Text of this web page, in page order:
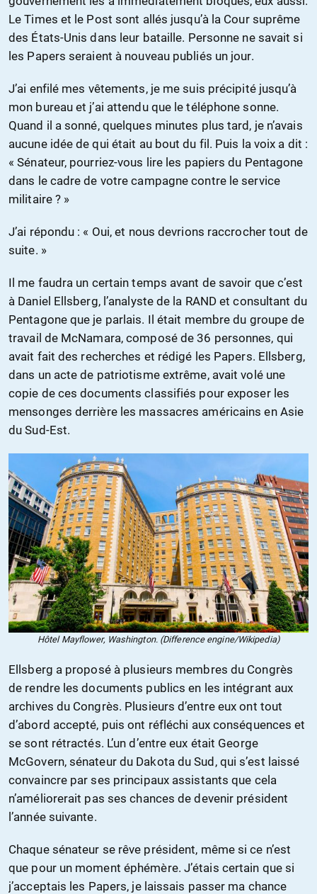
Le Times et le Post sont allés jusqu’à la Cour suprême
des États-Unis dans leur bataille. Personne ne savait si
les Papers seraient à nouveau publiés un jour.
J’ai enfilé mes vêtements, je me suis précipité jusqu’à
mon bureau et j’ai attendu que le téléphone sonne.
Quand il a sonné, quelques minutes plus tard, je n’avais
aucune idée de qui était au bout du fil. Puis la voix a dit :
« Sénateur, pourriez-vous lire les papiers du Pentagone
dans le cadre de votre campagne contre le service
militaire ? »
J’ai répondu : « Oui, et nous devrions raccrocher tout de
suite. »
Il me faudra un certain temps avant de savoir que c’est
à Daniel Ellsberg, l’analyste de la RAND et consultant du
Pentagone que je parlais. Il était membre du groupe de
travail de McNamara, composé de 36 personnes, qui
avait fait des recherches et rédigé les Papers. Ellsberg,
dans un acte de patriotisme extrême, avait volé une
copie de ces documents classifiés pour exposer les
mensonges derrière les massacres américains en Asie
du Sud-Est.
Hôtel Mayflower, Washington. (Difference engine/Wikipedia)
Ellsberg a proposé à plusieurs membres du Congrès
de rendre les documents publics en les intégrant aux
archives du Congrès. Plusieurs d’entre eux ont tout
d’abord accepté, puis ont réfléchi aux conséquences et
se sont rétractés. L’un d’entre eux était George
McGovern, sénateur du Dakota du Sud, qui s’est laissé
convaincre par ses principaux assistants que cela
n’améliorerait pas ses chances de devenir président
l’année suivante.
Chaque sénateur se rêve président, même si ce n’est
que pour un moment éphémère. J’étais certain que si
j’acceptais les Papers, je laissais passer ma chance